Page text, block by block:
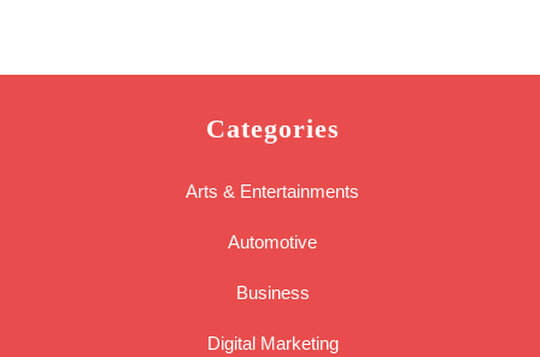
Categories
Arts & Entertainments
Automotive
Business
Digital Marketing